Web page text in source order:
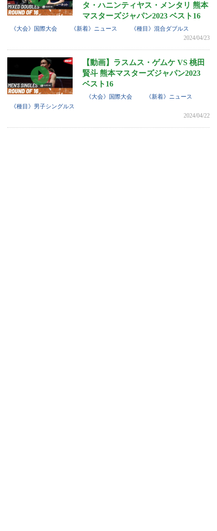
タ・ハニンティヤス・メンタリ 熊本
マスターズジャパン2023 ベスト16
《大会》国際大会 《新着》ニュース
《種目》混合ダブルス
2024/04/23
【動画】ラスムス・ゲムケ VS 桃田
賢斗 熊本マスターズジャパン2023
ベスト16
《大会》国際大会
《新着》ニュース
《種目》男子シングルス
2024/04/22